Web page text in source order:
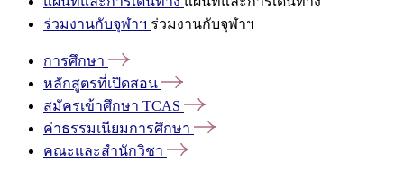
ร่วมงานกับจุฬาฯ ร่วมงานกับจุฬาฯ
การศึกษา
หลักสูตรที่เปิดสอน
สมัครเข้าศึกษา TCAS
ค่าธรรมเนียมการศึกษา
คณะและสำนักวิชา